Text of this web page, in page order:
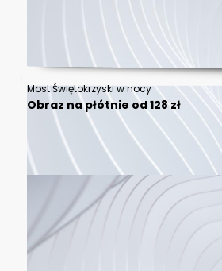
Most Świętokrzyski w nocy
Obraz na płótnie od 128 zł